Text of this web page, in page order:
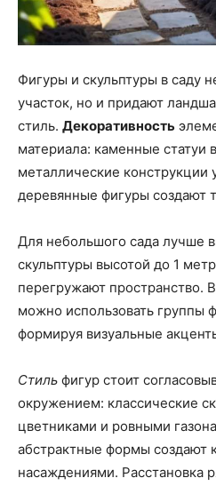
Фигуры и скульптуры в саду
участок, но и придают
стиль. Декоративность
материала: каменные
металлические конструкции
деревянные фигуры создают
Для небольшого сада лучше
скульптуры высотой до 1
перегружают пространство.
можно использовать группы
формируя визуальные
Стиль фигур стоит
окружением: классические
цветниками и ровными
абстрактные формы создают
насаждениями. Расстановка